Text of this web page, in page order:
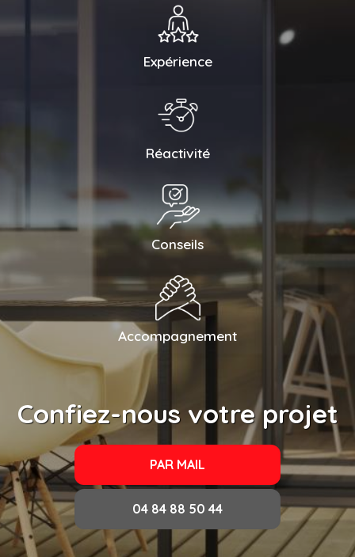
Expérience
Réactivité
Conseils
Accompagnement
Confiez-nous votre projet
PAR MAIL
04 84 88 50 44